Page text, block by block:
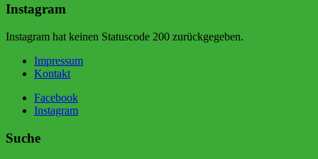
Instagram
Instagram hat keinen Statuscode 200 zurückgegeben.
Impressum
Kontakt
Facebook
Instagram
Suche